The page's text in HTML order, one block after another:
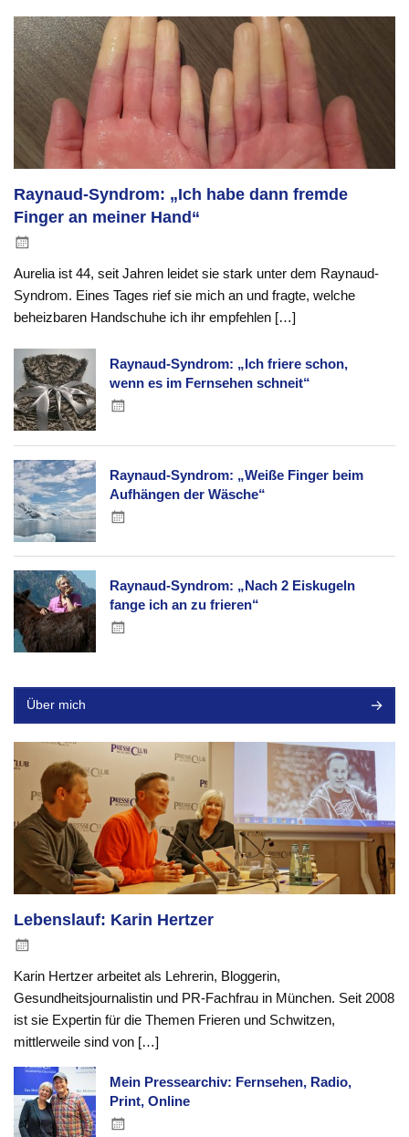
Raynaud-Syndrom: „Ich habe dann fremde
Finger an meiner Hand“
Aurelia ist 44, seit Jahren leidet sie stark unter dem Raynaud-
Syndrom. Eines Tages rief sie mich an und fragte, welche
beheizbaren Handschuhe ich ihr empfehlen […]
Raynaud-Syndrom: „Ich friere schon,
wenn es im Fernsehen schneit“
Raynaud-Syndrom: „Weiße Finger beim
Aufhängen der Wäsche“
Raynaud-Syndrom: „Nach 2 Eiskugeln
fange ich an zu frieren“
Über mich
Lebenslauf: Karin Hertzer
Karin Hertzer arbeitet als Lehrerin, Bloggerin,
Gesundheitsjournalistin und PR-Fachfrau in München. Seit 2008
ist sie Expertin für die Themen Frieren und Schwitzen,
mittlerweile sind von […]
Mein Pressearchiv: Fernsehen, Radio,
Print, Online